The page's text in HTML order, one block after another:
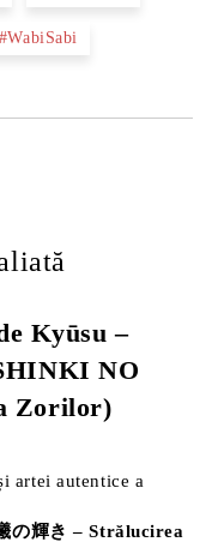
#WabiSabi
Kyūsu –
NO
Zorilor)
artei autentice a
の輝き – Strălucirea